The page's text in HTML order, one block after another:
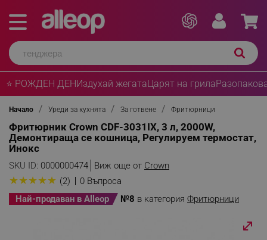
⭐ РОЖДЕН ДЕНИздухай жегатаЦарят на грила
Начало Уреди за кухнята За готвене Фритюрници
Фритюрник Crown CDF-3031IX, 3 л, 2000W,
Демонтираща се кошница, Регулируем термостат,
Инокс
SKU ID: 0000000474 Виж още от Crown
★★★★★ (2)
0 Въпроса
Най-продаван в Alleop
№8 в категория Фритюрници